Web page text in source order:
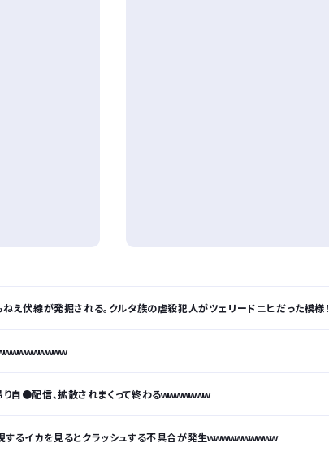
ねえ伏線が発掘される。クルタ族の虐殺犯人がツェリードニヒだった模様！
ｗｗｗｗｗｗｗ
自●配信、拡散されまくって終わるｗｗｗｗｗｗｗ
るイカを見るとクラッシュする不具合が発生ｗｗｗｗｗｗｗｗｗｗ